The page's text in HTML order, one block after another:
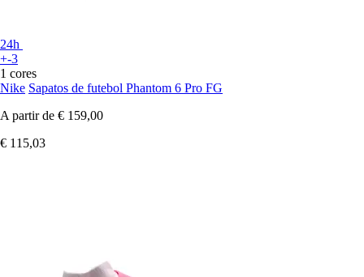
24h
+-3
1 cores
Nike Sapatos de futebol Phantom 6 Pro FG
A partir de € 159,00
€ 115,03